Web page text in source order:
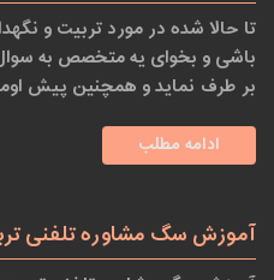
تا حالا شده در مورد تربیت و
باشی و بخوای یه متخصص به
بر طرف نماید و همچنین پیش
ادامه مطلب
آموزش سگ مشاوره تلفنی